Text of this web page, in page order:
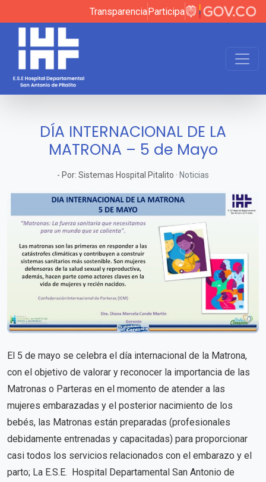
TransparenciaParticipa
DÍA INTERNACIONAL DE LA
MATRONA – 5 de Mayo
- Por: Sistemas Hospital Pitalito · Noticias
El 5 de mayo se celebra el día internacional de la Matrona,
con el objetivo de valorar y reconocer la importancia de las
Matronas o Parteras en el momento de atender a las
mujeres embarazadas y el posterior nacimiento de los
bebés, las Matronas están preparadas (profesionales
debidamente entrenadas y capacitadas) para proporcionar
casi todos los servicios relacionados con el embarazo y el
parto; La E.S.E. Hospital Departamental San Antonio de